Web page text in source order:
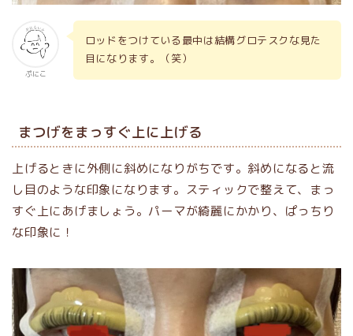
ぷにこ
ロッドをつけている最中は結構グロテスクな見た
目になります。（笑）
まつげをまっすぐ上に上げる
上げるときに外側に斜めになりがちです。斜めになると流
し目のような印象になります。スティックで整えて、まっ
すぐ上にあげましょう。パーマが綺麗にかかり、ぱっちり
な印象に！